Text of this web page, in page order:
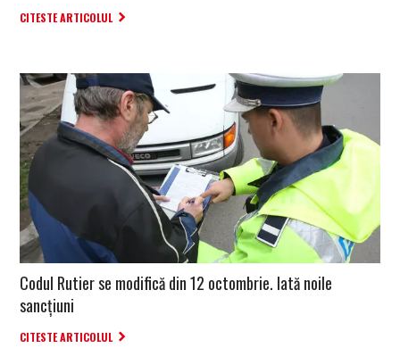
CITESTE ARTICOLUL
Codul Rutier se modifică din 12 octombrie. Iată noile
sancțiuni
CITESTE ARTICOLUL